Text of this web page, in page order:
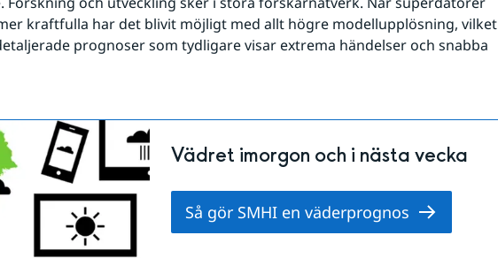
kraftfulla har det blivit möjligt med allt högre modellupplösning, vilket
prognoser som tydligare visar extrema händelser och snabba
Vädret imorgon och i nästa vecka
Så gör SMHI en väderprognos